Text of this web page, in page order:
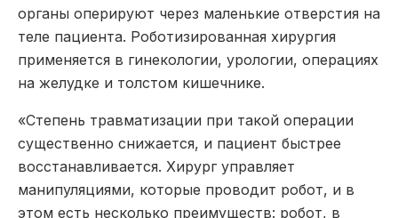
органы оперируют через маленькие отверстия на
теле пациента. Роботизированная хирургия
применяется в гинекологии, урологии, операциях
на желудке и толстом кишечнике.
«Степень травматизации при такой операции
существенно снижается, и пациент быстрее
восстанавливается. Хирург управляет
манипуляциями, которые проводит робот, и в
этом есть несколько преимуществ: робот, в